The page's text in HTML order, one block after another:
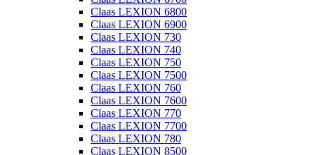
Claas LEXION 6800
Claas LEXION 6900
Claas LEXION 730
Claas LEXION 740
Claas LEXION 750
Claas LEXION 7500
Claas LEXION 760
Claas LEXION 7600
Claas LEXION 770
Claas LEXION 7700
Claas LEXION 780
Claas LEXION 8500